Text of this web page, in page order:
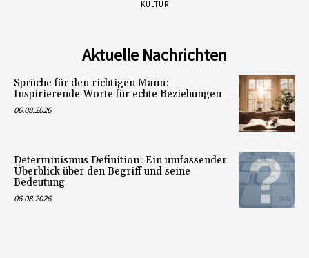
KULTUR
Aktuelle Nachrichten
Sprüche für den richtigen Mann:
Inspirierende Worte für echte Beziehungen
06.08.2026
Determinismus Definition: Ein umfassender
Überblick über den Begriff und seine
Bedeutung
06.08.2026